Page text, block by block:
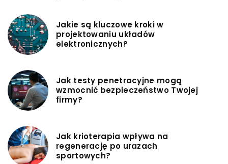
Jakie są kluczowe kroki w
projektowaniu układów
elektronicznych?
Jak testy penetracyjne mogą
wzmocnić bezpieczeństwo Twojej
firmy?
Jak krioterapia wpływa na
regenerację po urazach
sportowych?